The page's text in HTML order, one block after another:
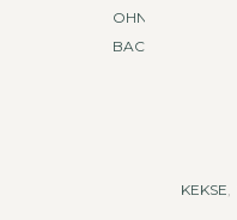
HNE B
ACKEN
KEKSE,